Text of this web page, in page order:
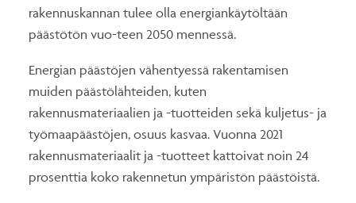
rakennuskannan tulee olla energiankäytöltään
päästötön vuo-teen 2050 mennessä.
Energian päästöjen vähentyessä rakentamisen
muiden päästölähteiden, kuten
rakennusmateriaalien ja -tuotteiden sekä kuljetus- ja
työmaapäästöjen, osuus kasvaa. Vuonna 2021
rakennusmateriaalit ja -tuotteet kattoivat noin 24
prosenttia koko rakennetun ympäristön päästöistä.